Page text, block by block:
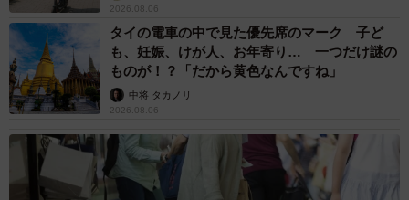
2026.08.06
タイの電車の中で見た優先席のマーク 子ど
も、妊娠、けが人、お年寄り… 一つだけ謎の
ものが！？「だから黄色なんですね」
中将 タカノリ
2026.08.06